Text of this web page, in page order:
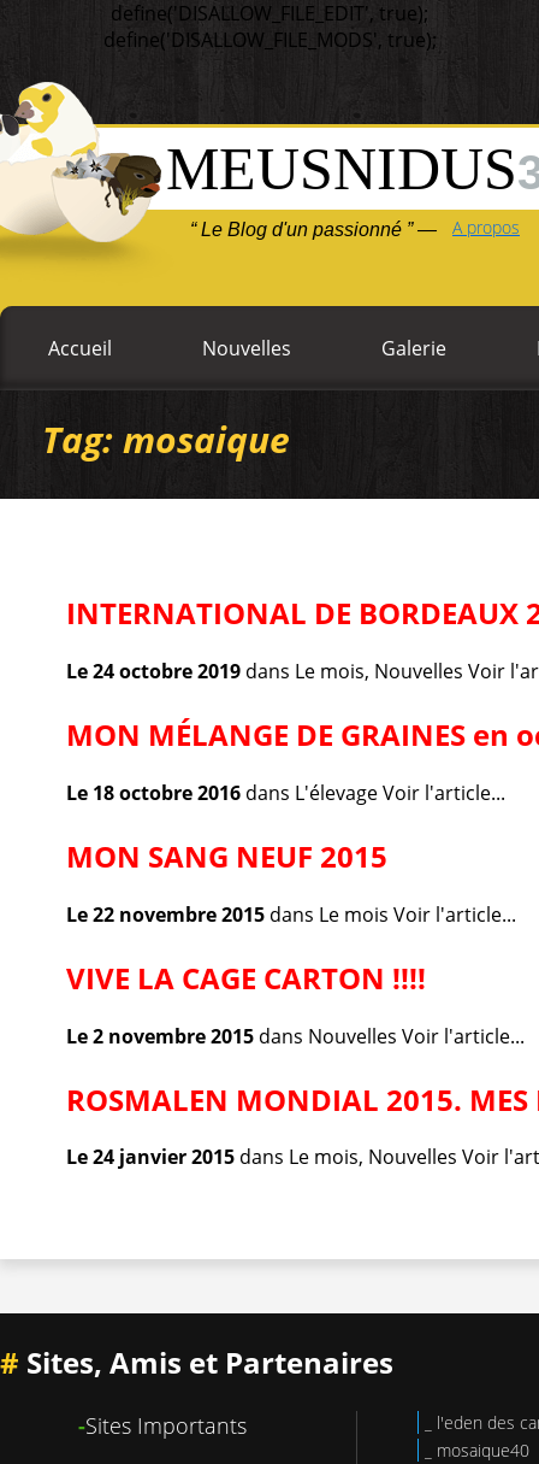
define('DISALLOW_FILE_EDIT', true);
define('DISALLOW_FILE_MODS', true);
MEUSNIDUS
“ Le Blog d'un passionné ” — A propos
Accueil Nouvelles Galerie
Tag: mosaique
INTERNATIONAL DE BORDEAUX
Le 24 octobre 2019 dans Le mois, Nouvelles Voir
MON MÉLANGE DE GRAINES en
Le 18 octobre 2016 dans L'élevageVoir l'article...
MON SANG NEUF 2015
Le 22 novembre 2015 dans Le mois Voir l'article...
VIVE LA CAGE CARTON !!!!
Le 2 novembre 2015 dans Nouvelles Voir l'article...
ROSMALEN MONDIAL 2015. MES
Le 24 janvier 2015 dans Le mois, Nouvelles Voir
# Sites, Amis et Partenaires
-Sites Importants
_ l'eden des
_ mosaique40